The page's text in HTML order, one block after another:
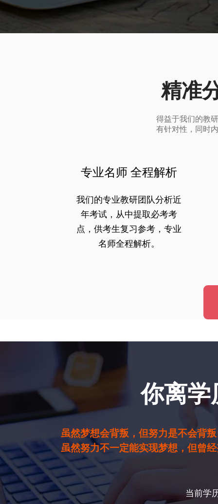
精准
得益于我们的教
有针对性，同时
专业名师 全程解析
我们的专业教研团队分析近
年考试，从中提取必考考
点，供考生复习参考，专业
名师全程解析。
你离
虽然梦想会背叛，但努力是不会背
虽然努力不一定能实现梦想，但曾
当前学